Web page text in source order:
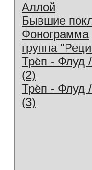
Аллой
Бывшие
Фонограмма
группа
Трёп - Флуд
(2)
Трёп - Флуд
(3)